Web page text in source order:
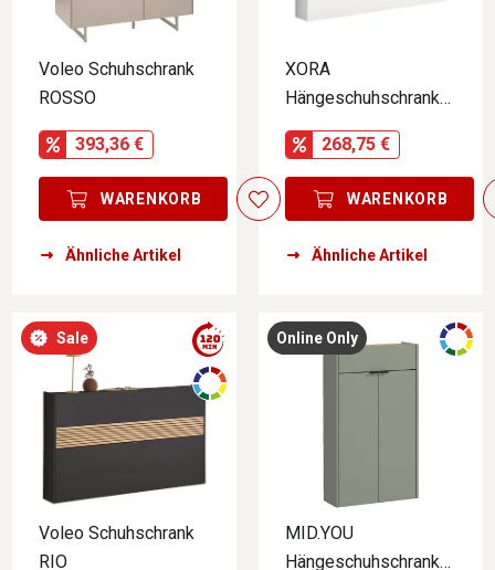
Voleo Schuhschrank
ROSSO
393,36 €
WARENKORB
Ähnliche Artikel
XORA
Hängeschuhschrank
IDEA
268,75 €
WARENKORB
Ähnliche Artikel
Sale
Voleo Schuhschrank
RIO
Online Only
MID.YOU
Hängeschuhschrank